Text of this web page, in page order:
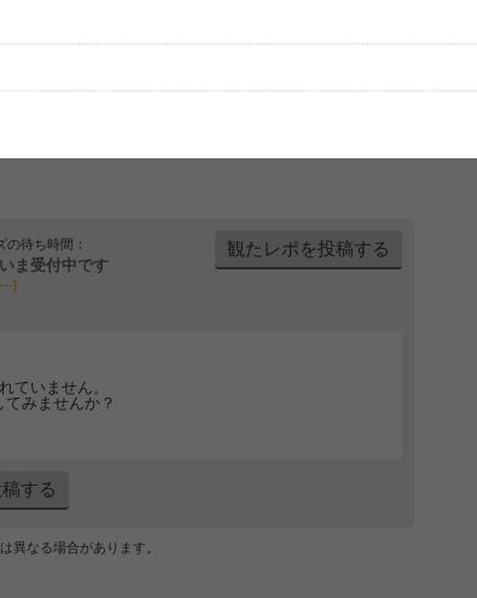
の待ち時間：
ま受付中です
]
観たレポを投稿する
ていません。
みませんか？
する
異なる場合があります。